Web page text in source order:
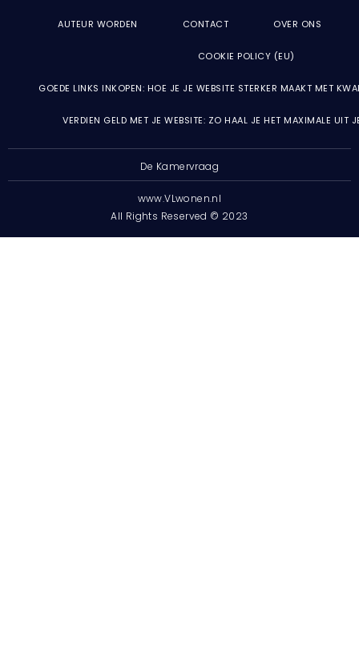
AUTEUR WORDEN CONTACT OVER ONS
COOKIE POLICY (EU)
GOEDE LINKS INKOPEN: HOE JE JE WEBSITE STERKER MAAKT MET
VERDIEN GELD MET JE WEBSITE: ZO HAAL JE HET MAXIMALE UIT
De Kamervraag
www.VLwonen.nl
All Rights Reserved © 2023